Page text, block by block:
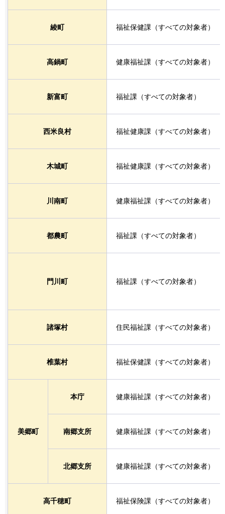
綾町 福祉保健課（すべての対象者）
高鍋町 健康福祉課（すべての対象者）
新富町 福祉課（すべての対象者）
西米良村 福祉健康課（すべての対象者）
木城町 福祉健康課（すべての対象者）
川南町 健康福祉課（すべての対象者）
都農町 福祉課（すべての対象者）
門川町 福祉課（すべての対象者）
諸塚村 住民福祉課（すべての対象者）
椎葉村 福祉保健課（すべての対象者）
美郷町
本庁 健康福祉課（すべての対象者）
南郷支所 健康福祉課（すべての対象者）
北郷支所 健康福祉課（すべての対象者）
高千穂町 福祉保険課（すべての対象者）